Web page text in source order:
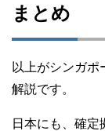
まとめ
以上がシンガ
解説です。
日本にも、確定